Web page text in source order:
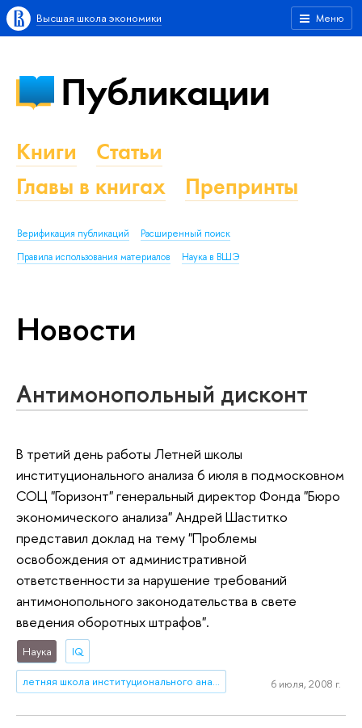
Меню
Высшая школа экономики
Публикации
Книги
Статьи
Главы в книгах
Препринты
Верификация публикаций
Расширенный поиск
Правила использования материалов
Наука в ВШЭ
Новости
Антимонопольный дисконт
В третий день работы Летней школы
институционального анализа 6 июля в подмосковном
СОЦ "Горизонт" генеральный директор Фонда "Бюро
экономического анализа" Андрей Шаститко
представил доклад на тему "Проблемы
освобождения от административной
ответственности за нарушение требований
антимонопольного законодательства в свете
введения оборотных штрафов".
Наука IQ
летняя школа институционального анализа 6 июля, 2008 г.